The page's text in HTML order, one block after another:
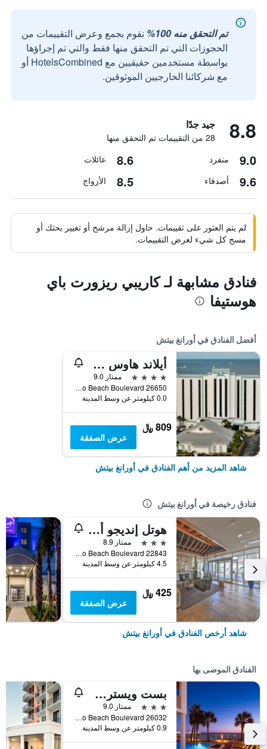
تم التحقق منه 100%
نقوم بجمع وعرض التقييمات من
الحجوزات التي تم التحقق منها فقط والتي تم إجراؤها
بواسطة مستخدمين حقيقيين مع HotelsCombined أو
مع شركائنا الخارجيين الموثوقين.
8.8 جيد جدًا
28 من التقييمات تم التحقق منها
9.0 منفرد 8.6 عائلات
9.6 أصدقاء 8.5 الأزواج
لم يتم العثور على تقييمات. حاول إزالة مرشح أو تغيير بحثك أو
مسح كل شيء لعرض التقييمات.
فنادق مشابهة لـ كاريبي ريزورت باي
هوستيفا
أفضل الفنادق في أورانغ بيتش
أيلاند هاوس هوتل أورانج بيتش - أه دابل تري باي هيلتون
4 نجوم
ممتاز 9.0
26650 Perdido Beach Boulevard, أورانغ بيتش, AL, الولايات المتحدة الأميريكية
0.0 كيلومتر عن وسط المدينة
809 ﷼
عرض الصفقة
شاهد المزيد من أهم الفنادق في أورانغ بيتش
فنادق رخيصة في أورانغ بيتش
هوتل إنديجو أورانج بيتش - جالف شور باي آيتش جي
3 نجوم
ممتاز 8.9
22843 Perdido Beach Boulevard, أورانغ بيتش, AL, الولايات المتحدة الأميريكية
4.5 كيلومتر عن وسط المدينة
425 ﷼
عرض الصفقة
شاهد أرخص الفنادق في أورانغ بيتش
الفنادق الموصى بها
بست ويسترن بريمير ذا تايدز
3 نجوم
ممتاز 9.0
26032 Perdido Beach Boulevard, أورانغ بيتش, AL, الولايات المتحدة الأميريكية
0.9 كيلومتر عن وسط المدينة